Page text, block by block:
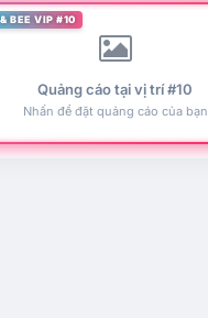
BEE VIP #10
Quảng cáo tại vị trí #10
Nhấn để đặt quảng cáo của bạn